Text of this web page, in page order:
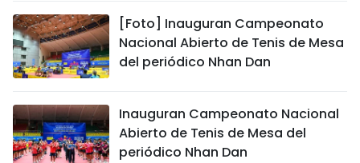
[Foto] Inauguran Campeonato
Nacional Abierto de Tenis de Mesa
del periódico Nhan Dan
Inauguran Campeonato Nacional
Abierto de Tenis de Mesa del
periódico Nhan Dan